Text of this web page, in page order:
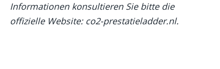
Informationen konsultieren Sie bitte die
offizielle Website: co2-prestatieladder.nl.